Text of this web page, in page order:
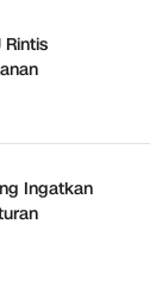
Rintis
Ingatkan